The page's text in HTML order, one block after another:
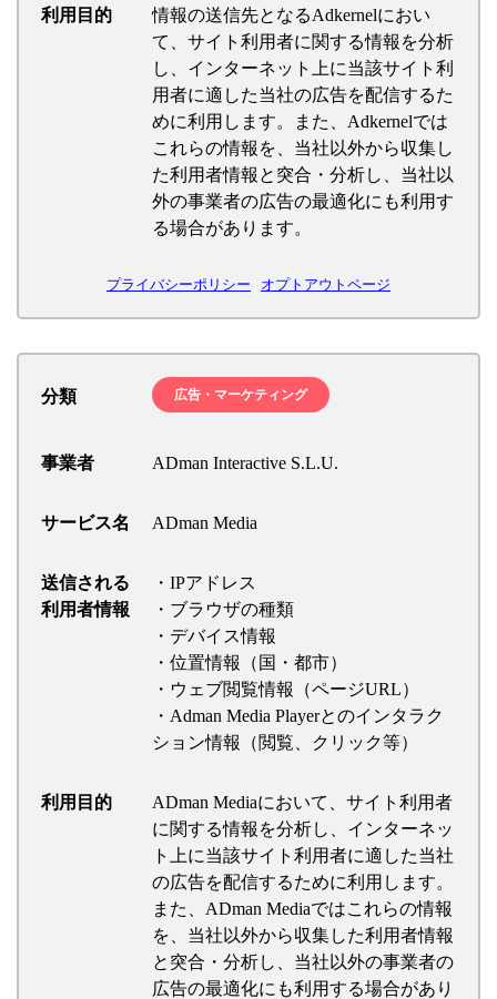
利用目的
情報の送信先となるAdkernelにおい
て、サイト利用者に関する情報を分析
し、インターネット上に当該サイト利
用者に適した当社の広告を配信するた
めに利用します。また、Adkernelでは
これらの情報を、当社以外から収集し
た利用者情報と突合・分析し、当社以
外の事業者の広告の最適化にも利用す
る場合があります。
プライバシーポリシー オプトアウトページ
分類 広告・マーケティング
事業者 ADman Interactive S.L.U.
サービス名 ADman Media
送信される
利用者情報
・IPアドレス
・ブラウザの種類
・デバイス情報
・位置情報（国・都市）
・ウェブ閲覧情報（ページURL）
・Adman Media Playerとのインタラク
ション情報（閲覧、クリック等）
利用目的
ADman Mediaにおいて、サイト利用者
に関する情報を分析し、インターネッ
ト上に当該サイト利用者に適した当社
の広告を配信するために利用します。
また、ADman Mediaではこれらの情報
を、当社以外から収集した利用者情報
と突合・分析し、当社以外の事業者の
広告の最適化にも利用する場合があり